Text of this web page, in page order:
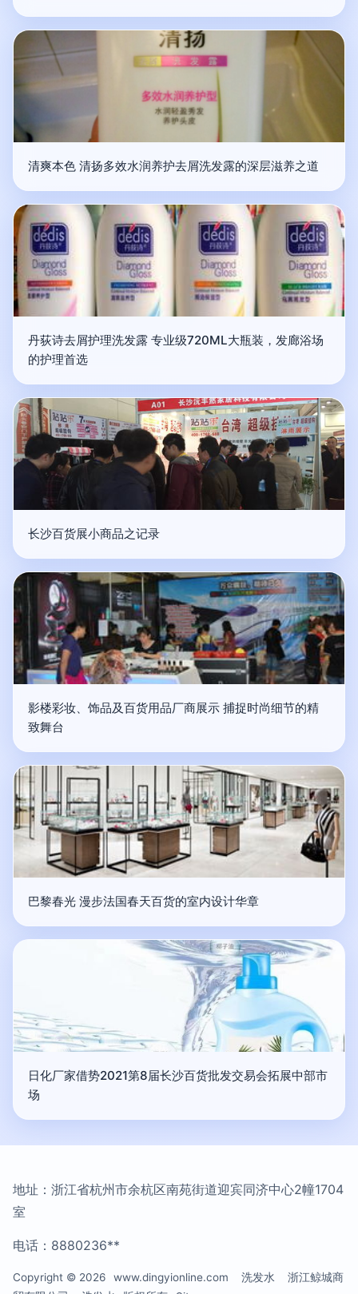
清爽本色 清扬多效水润养护去屑洗发露的深层滋养之道
丹荻诗去屑护理洗发露 专业级720ML大瓶装，发廊浴场
的护理首选
长沙百货展小商品之记录
影楼彩妆、饰品及百货用品厂商展示 捕捉时尚细节的精
致舞台
巴黎春光 漫步法国春天百货的室内设计华章
日化厂家借势2021第8届长沙百货批发交易会拓展中部市
场
地址：浙江省杭州市余杭区南苑街道迎宾同济中心2幢1704
室
电话：8880236**
Copyright © 2026 www.dingyionline.com 洗发水
浙江鲸城商